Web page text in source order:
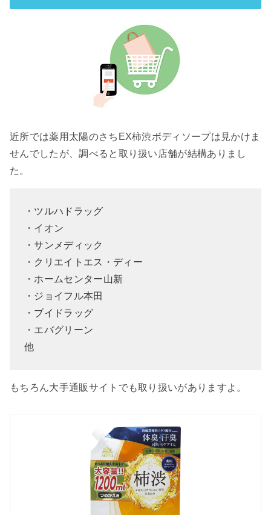
近所では薬用太陽のさちEX柿渋ボディソープは見かけま
せんでしたが、調べると取り扱い店舗が結構ありまし
た。
・ツルハドラッグ
・イオン
・サンメディック
・クリエイトエス・ディー
・ホームセンター山新
・ジョイフル本田
・ブイドラッグ
・エバグリーン
他
もちろん大手通販サイトでも取り扱いがありますよ。